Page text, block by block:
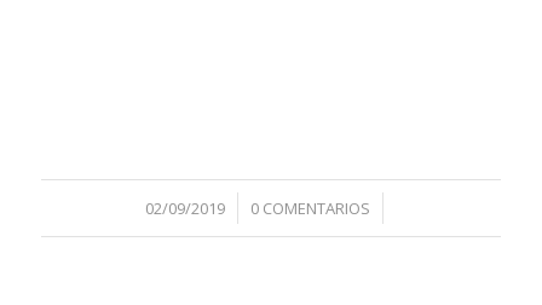
02/09/2019
/ 0 COMENTARIOS
/